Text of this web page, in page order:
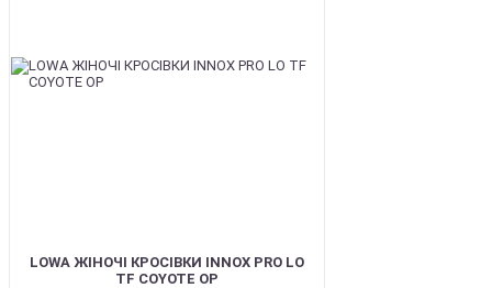
LOWA ЖІНОЧІ КРОСІВКИ INNOX PRO LO
TF COYOTE OP